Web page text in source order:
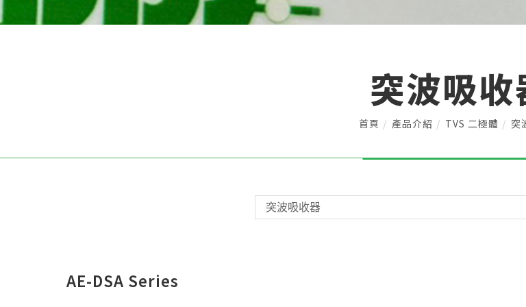
突波吸收
首頁 產品介紹 TVS 二極體 突
AE-DSA Series